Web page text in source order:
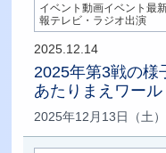
イベント動画イベント最
報テレビ・ラジオ出演
2025.12.14
2025年第3戦の様
あたりまえワー
2025年12月13日（土